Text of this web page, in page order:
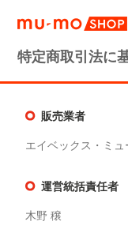
特定商取引法に
販売業者
エイベックス・ミ
運営統括責任者
木野 穣